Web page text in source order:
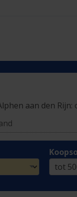
aan den Rijn: